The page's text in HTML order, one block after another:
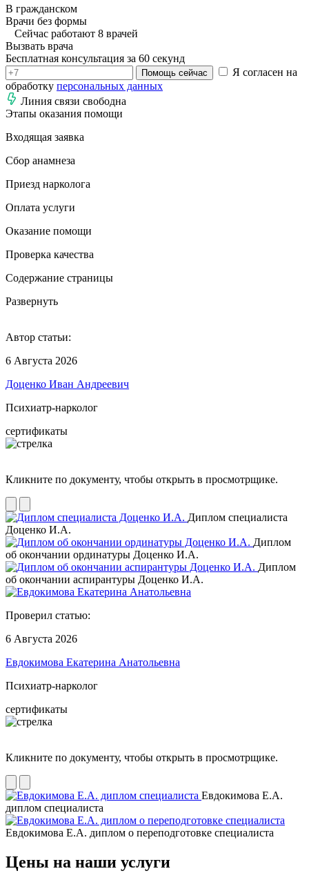
В гражданском
Врачи без формы
Сейчас работают 8 врачей
Вызвать врача
Бесплатная консультация за 60 секунд
Помощь сейчас
Я согласен на
обработку персональных данных
Линия связи свободна
Этапы оказания помощи
Входящая заявка
Сбор анамнеза
Приезд нарколога
Оплата услуги
Оказание помощи
Проверка качества
Содержание страницы
Развернуть
Автор статьи:
6 Августа 2026
Доценко Иван Андреевич
Психиатр-нарколог
сертификаты
Кликните по документу, чтобы открыть в просмотрщике.
Диплом специалиста
Доценко И.А.
Диплом
об окончании ординатуры Доценко И.А.
Диплом
об окончании аспирантуры Доценко И.А.
Проверил статью:
6 Августа 2026
Евдокимова Екатерина Анатольевна
Психиатр-нарколог
сертификаты
Кликните по документу, чтобы открыть в просмотрщике.
Евдокимова Е.А.
диплом специалиста
Евдокимова Е.А. диплом о переподготовке специалиста
Цены на наши услуги